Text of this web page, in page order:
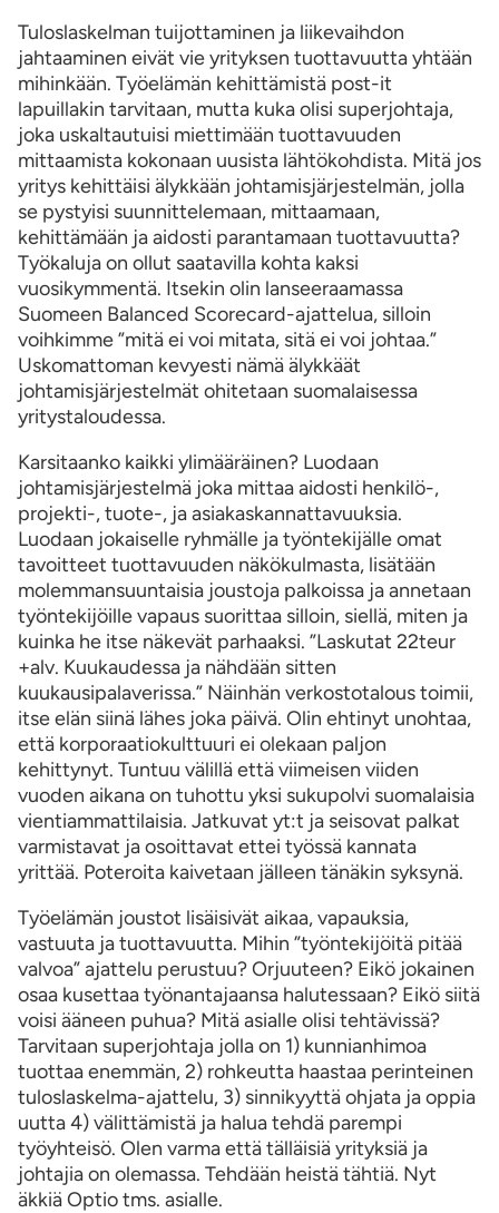
Tuloslaskelman tuijottaminen ja liikevaihdon
jahtaaminen eivät vie yrityksen tuottavuutta yhtään
mihinkään. Työelämän kehittämistä post-it
lapuillakin tarvitaan, mutta kuka olisi superjohtaja,
joka uskaltautuisi miettimään tuottavuuden
mittaamista kokonaan uusista lähtökohdista. Mitä jos
yritys kehittäisi älykkään johtamisjärjestelmän, jolla
se pystyisi suunnittelemaan, mittaamaan,
kehittämään ja aidosti parantamaan tuottavuutta?
Työkaluja on ollut saatavilla kohta kaksi
vuosikymmentä. Itsekin olin lanseeraamassa
Suomeen Balanced Scorecard-ajattelua, silloin
voihkimme ”mitä ei voi mitata, sitä ei voi johtaa.”
Uskomattoman kevyesti nämä älykkäät
johtamisjärjestelmät ohitetaan suomalaisessa
yritystaloudessa.
Karsitaanko kaikki ylimääräinen? Luodaan
johtamisjärjestelmä joka mittaa aidosti henkilö-,
projekti-, tuote-, ja asiakaskannattavuuksia.
Luodaan jokaiselle ryhmälle ja työntekijälle omat
tavoitteet tuottavuuden näkökulmasta, lisätään
molemmansuuntaisia joustoja palkoissa ja annetaan
työntekijöille vapaus suorittaa silloin, siellä, miten ja
kuinka he itse näkevät parhaaksi. ”Laskutat 22teur
+alv. Kuukaudessa ja nähdään sitten
kuukausipalaverissa.” Näinhän verkostotalous toimii,
itse elän siinä lähes joka päivä. Olin ehtinyt unohtaa,
että korporaatiokulttuuri ei olekaan paljon
kehittynyt. Tuntuu välillä että viimeisen viiden
vuoden aikana on tuhottu yksi sukupolvi suomalaisia
vientiammattilaisia. Jatkuvat yt:t ja seisovat palkat
varmistavat ja osoittavat ettei työssä kannata
yrittää. Poteroita kaivetaan jälleen tänäkin syksynä.
Työelämän joustot lisäisivät aikaa, vapauksia,
vastuuta ja tuottavuutta. Mihin ”työntekijöitä pitää
valvoa” ajattelu perustuu? Orjuuteen? Eikö jokainen
osaa kusettaa työnantajaansa halutessaan? Eikö siitä
voisi ääneen puhua? Mitä asialle olisi tehtävissä?
Tarvitaan superjohtaja jolla on 1) kunnianhimoa
tuottaa enemmän, 2) rohkeutta haastaa perinteinen
tuloslaskelma-ajattelu, 3) sinnikyyttä ohjata ja oppia
uutta 4) välittämistä ja halua tehdä parempi
työyhteisö. Olen varma että tälläisiä yrityksiä ja
johtajia on olemassa. Tehdään heistä tähtiä. Nyt
äkkiä Optio tms. asialle.